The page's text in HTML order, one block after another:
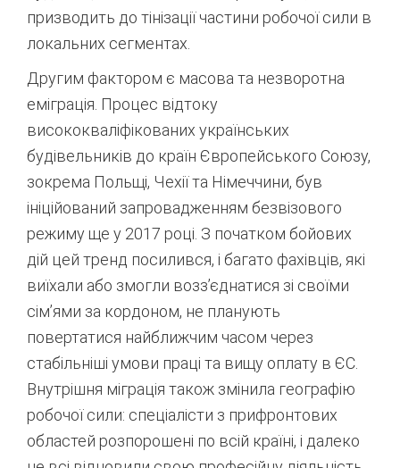
призводить до тінізації частини робочої сили в
локальних сегментах.
Другим фактором є масова та незворотна
еміграція. Процес відтоку
висококваліфікованих українських
будівельників до країн Європейського Союзу,
зокрема Польщі, Чехії та Німеччини, був
ініційований запровадженням безвізового
режиму ще у 2017 році. З початком бойових
дій цей тренд посилився, і багато фахівців, які
виїхали або змогли возз’єднатися зі своїми
сім’ями за кордоном, не планують
повертатися найближчим часом через
стабільніші умови праці та вищу оплату в ЄС.
Внутрішня міграція також змінила географію
робочої сили: спеціалісти з прифронтових
областей розпорошені по всій країні, і далеко